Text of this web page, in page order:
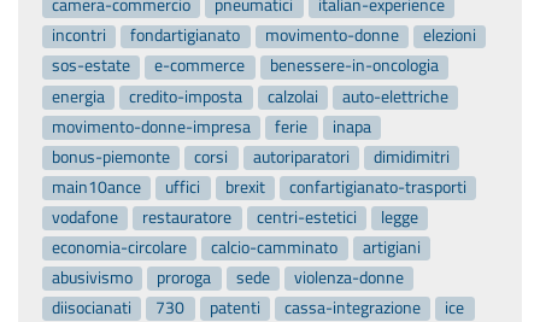
camera-commercio pneumatici
italian-experience
incontri
fondartigianato movimento-donne
elezioni
sos-estate
e-commerce
benessere-in-oncologia
energia
credito-imposta calzolai
auto-elettriche
movimento-donne-impresa
ferie
inapa
bonus-piemonte
corsi autoriparatori
dimidimitri
main10ance
uffici brexit
confartigianato-trasporti
vodafone
restauratore centri-estetici
legge
economia-circolare
calcio-camminato
artigiani
abusivismo
proroga sede
violenza-donne
diisocianati
730 patenti cassa-integrazione
ice